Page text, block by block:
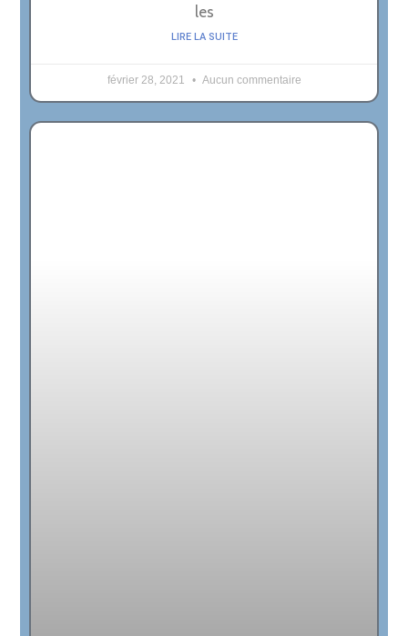
les
LIRE LA SUITE
février 28, 2021 Aucun commentaire